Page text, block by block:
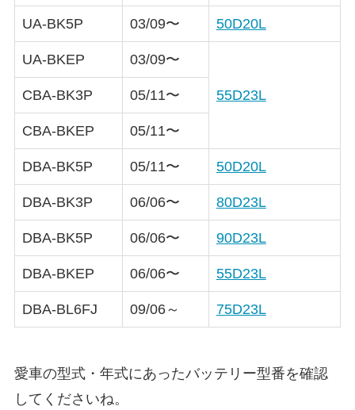
UA-BK5P 03/09〜 50D20L
UA-BKEP 03/09〜
55D23L
CBA-BK3P 05/11〜
CBA-BKEP 05/11〜
DBA-BK5P 05/11〜 50D20L
DBA-BK3P 06/06〜 80D23L
DBA-BK5P 06/06〜 90D23L
DBA-BKEP 06/06〜 55D23L
DBA-BL6FJ 09/06～ 75D23L
愛車の型式・年式にあったバッテリー型番を確認
してくださいね。